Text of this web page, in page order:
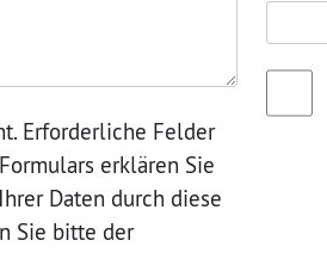
Erforderliche Felder
erklären Sie
Daten durch diese
Sie bitte der